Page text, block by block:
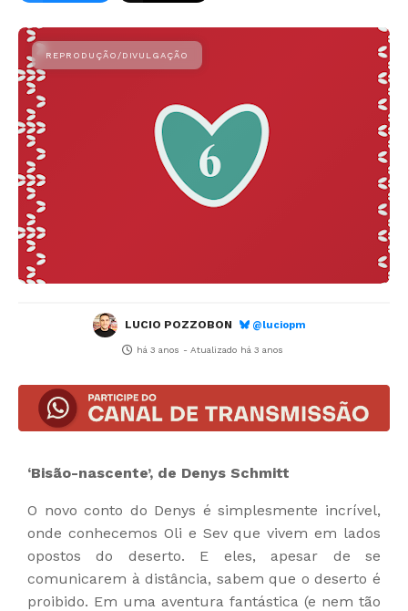
LUCIO POZZOBON @luciopm
há 3 anos - Atualizado há 3 anos
‘Bisão-nascente’, de Denys Schmitt
O novo conto do Denys é simplesmente incrível,
onde conhecemos Oli e Sev que vivem em lados
opostos do deserto. E eles, apesar de se
comunicarem à distância, sabem que o deserto é
proibido. Em uma aventura fantástica (e nem tão